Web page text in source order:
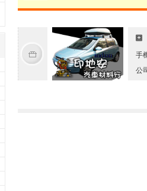
手
公